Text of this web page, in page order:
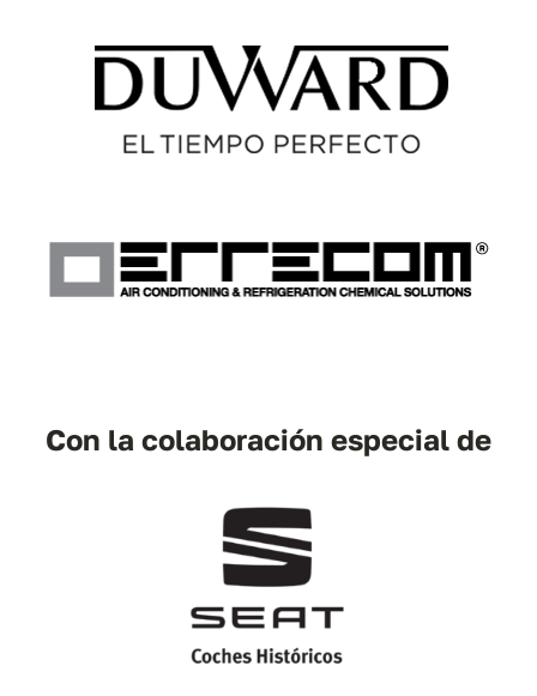
Con la colaboración especial de